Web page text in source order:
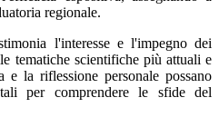
regionale.
l'interesse e l'impegno dei
tematiche scientifiche più attuali e
la riflessione personale possano
per comprendere le sfide del